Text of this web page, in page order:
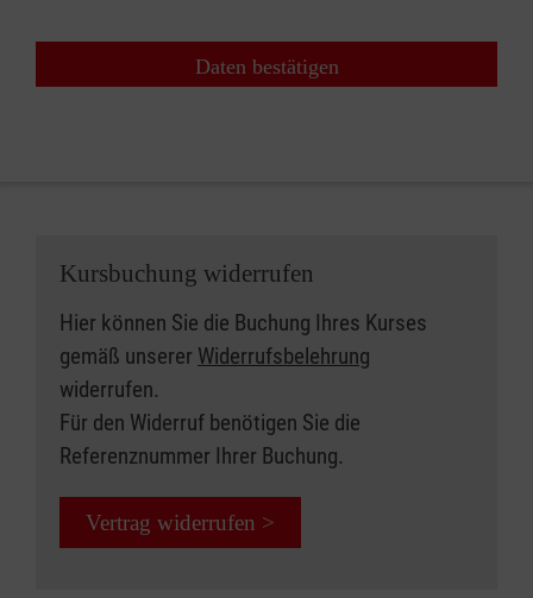
Daten bestätigen
Kursbuchung widerrufen
Hier können Sie die Buchung Ihres Kurses
gemäß unserer Widerrufsbelehrung
widerrufen.
Für den Widerruf benötigen Sie die
Referenznummer Ihrer Buchung.
Vertrag widerrufen >